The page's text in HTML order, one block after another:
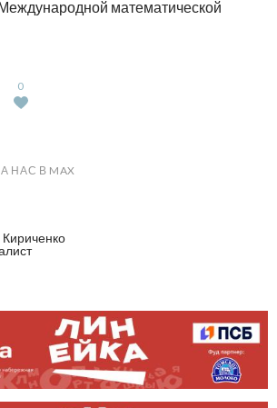
математической
0
НАС В MAX
Кириченко